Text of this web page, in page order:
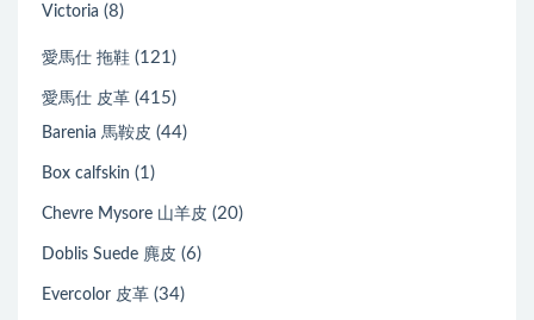
Victoria (8)
愛馬仕 拖鞋 (121)
愛馬仕 皮革 (415)
Barenia 馬鞍皮 (44)
Box calfskin (1)
Chevre Mysore 山羊皮 (20)
Doblis Suede 麂皮 (6)
Evercolor 皮革 (34)